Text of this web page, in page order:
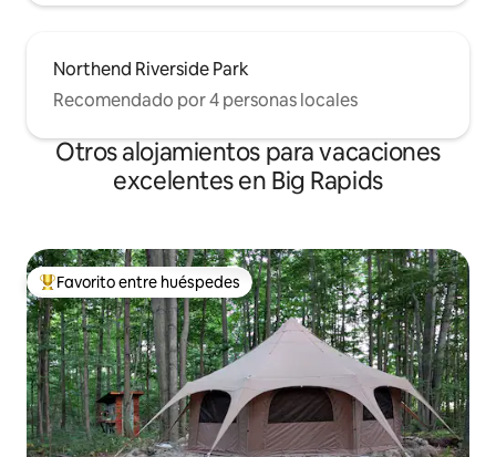
Northend Riverside Park
Recomendado por 4 personas locales
Otros alojamientos para vacaciones
excelentes en Big Rapids
Favorito entre huéspedes preferido
Favorito entre huéspedes